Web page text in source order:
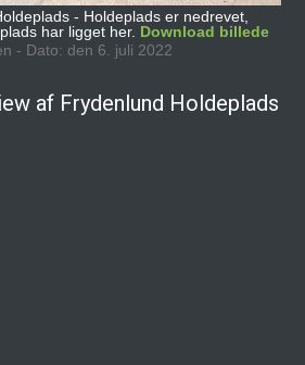
- Holdeplads er nedrevet,
har ligget her. Download billede
- Dato: den 6. juli 2022
af Frydenlund Holdeplads